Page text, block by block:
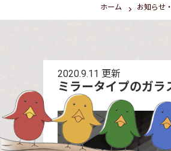
ホーム お知らせ
2020.9.11 更新
ミラータイプのガラ